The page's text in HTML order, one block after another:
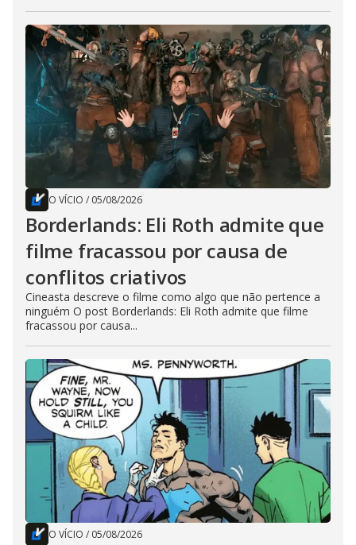
O VÍCIO / 05/08/2026
Borderlands: Eli Roth admite que
filme fracassou por causa de
conflitos criativos
Cineasta descreve o filme como algo que não pertence a
ninguém O post Borderlands: Eli Roth admite que filme
fracassou por causa...
O VÍCIO / 05/08/2026